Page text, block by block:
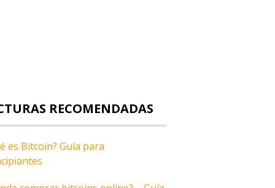
RECOMENDADAS
es Bitcoin? Guía para